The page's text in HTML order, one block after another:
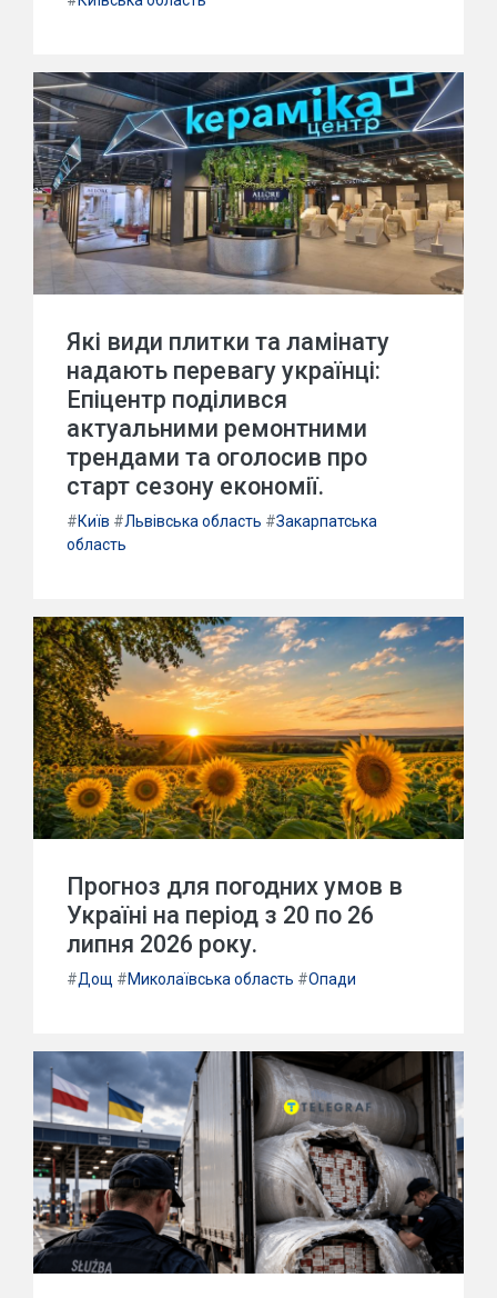
Які види плитки та ламінату
надають перевагу українці:
Епіцентр поділився
актуальними ремонтними
трендами та оголосив про
старт сезону економії.
#Київ #Львівська область #Закарпатська
область
Прогноз для погодних умов в
Україні на період з 20 по 26
липня 2026 року.
#Дощ #Миколаївська область #Опади